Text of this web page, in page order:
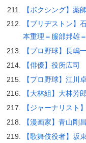
【ボクシング】薬
【ブリヂストン】
本重理＝服部邦雄
【プロ野球】長嶋
【俳優】役所広司
【プロ野球】江川
【大林組】大林芳
【ジャーナリスト
【漫画家】青山剛昌
【歌舞伎役者】坂